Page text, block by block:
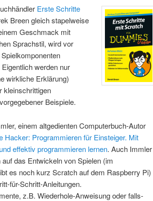
Erste Schritte
Breen gleich stapelweise
Geschmack mit
Sprachstil, wird vor
werden nur
wirkliche Erklärung)
kleinschrittigen
Beispiele.
einem altgedienten Computerbuch-Autor
Hacker: Programmieren für Einsteiger. Mit
effektiv programmieren lernen. Auch Immler
das Entwickeln von Spielen (im
es noch kurz Scratch auf dem Raspberry Pi)
für-Schritt-Anleitungen.
z.B. Wiederhole-Anweisung oder falls-